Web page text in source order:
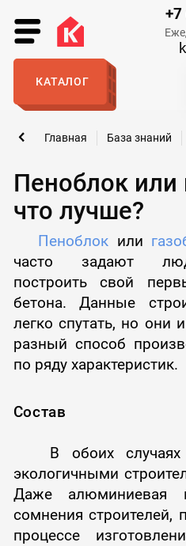
КАТАЛОГ
Пеноблок или
что лучше?
Главная База знаний
Пеноблок или
часто задают
построить свой
бетона. Данные
легко спутать, но они
разный способ
по ряду характеристик.
Состав
В обоих
экологичными
Даже алюминиевая
сомнения строителей,
процессе